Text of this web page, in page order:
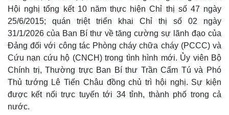
Hội nghị tổng kết 10 năm thực hiện Chỉ thị số 47 ngày
25/6/2015; quán triệt triển khai Chỉ thị số 02 ngày
31/1/2026 của Ban Bí thư về tăng cường sự lãnh đạo của
Đảng đối với công tác Phòng cháy chữa cháy (PCCC) và
Cứu nạn cứu hộ (CNCH) trong tình hình mới. Ủy viên Bộ
Chính trị, Thường trực Ban Bí thư Trần Cẩm Tú và Phó
Thủ tướng Lê Tiến Châu đồng chủ trì hội nghị. Sự kiện
được kết nối trực tuyến tới 34 tỉnh, thành phố trong cả
nước.